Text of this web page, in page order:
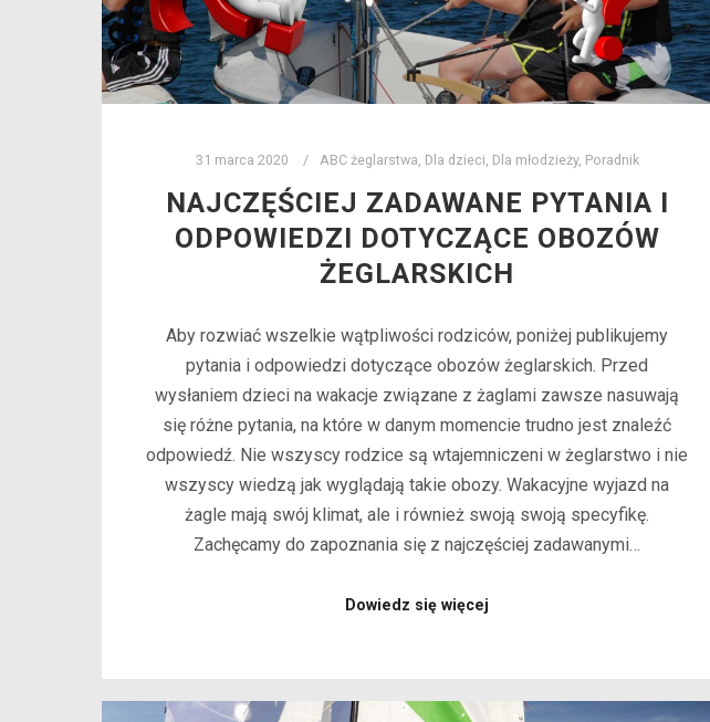
31 marca 2020 ABC żeglarstwa, Dla dzieci, Dla młodzieży, Poradnik
NAJCZĘŚCIEJ ZADAWANE PYTANIA I
ODPOWIEDZI DOTYCZĄCE OBOZÓW
ŻEGLARSKICH
Aby rozwiać wszelkie wątpliwości rodziców, poniżej publikujemy
pytania i odpowiedzi dotyczące obozów żeglarskich. Przed
wysłaniem dzieci na wakacje związane z żaglami zawsze nasuwają
się różne pytania, na które w danym momencie trudno jest znaleźć
odpowiedź. Nie wszyscy rodzice są wtajemniczeni w żeglarstwo i nie
wszyscy wiedzą jak wyglądają takie obozy. Wakacyjne wyjazd na
żagle mają swój klimat, ale i również swoją swoją specyfikę.
Zachęcamy do zapoznania się z najczęściej zadawanymi…
Dowiedz się więcej